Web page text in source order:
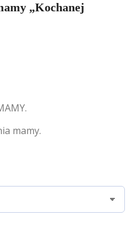
„Kochanej
mamy.